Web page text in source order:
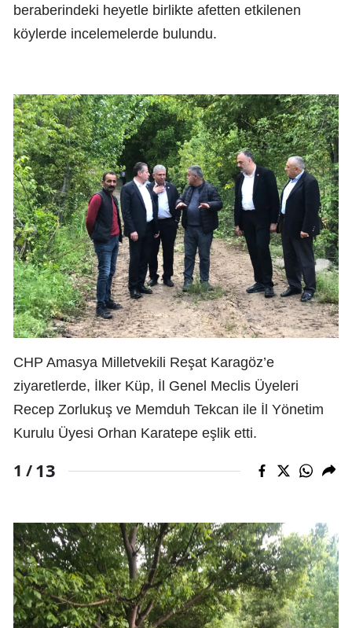
beraberindeki heyetle birlikte afetten etkilenen
köylerde incelemelerde bulundu.
CHP Amasya Milletvekili Reşat Karagöz’e
ziyaretlerde, İlker Küp, İl Genel Meclis Üyeleri
Recep Zorlukuş ve Memduh Tekcan ile İl Yönetim
Kurulu Üyesi Orhan Karatepe eşlik etti.
1 /13